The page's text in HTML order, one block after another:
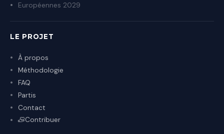
Européennes 2029
LE PROJET
À propos
Méthodologie
FAQ
Partis
Contact
Contribuer